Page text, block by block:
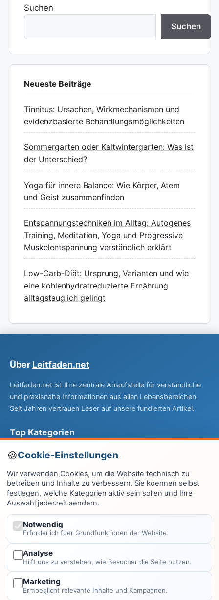
Suchen
Suchen
Neueste Beiträge
Tinnitus: Ursachen, Wirkmechanismen und
evidenzbasierte Behandlungsmöglichkeiten
Sommergarten oder Kaltwintergarten: Was ist
der Unterschied?
Yoga für innere Balance: Wie Körper, Atem
und Geist zusammenfinden
Entspannungstechniken im Alltag: Autogenes
Training, Meditation, Yoga und Progressive
Muskelentspannung verständlich erklärt
Low-Carb-Diät: Ursprung, Varianten und wie
eine kohlenhydratreduzierte Ernährung
alltagstauglich gelingt
Über Leitfaden.net
Leitfaden.net ist Ihre zentrale Anlaufstelle für verständliche
und praxisnahe Informationen aus allen Lebensbereichen.
Seit Jahren vertrauen Leser auf unsere fundierten Artikel.
Top Kategorien
Computer & EDV
Haus & Garten
Fitness & Gesundheit
Wissen & Lernen
Finanzen
Rechtliches
Impressum
Cookie-Einstellungen
Wir verwenden Cookies, um die Website technisch zu
betreiben und Inhalte zu verbessern. Sie koennen selbst
festlegen, welche Kategorien aktiv sein sollen und Ihre
Auswahl jederzeit aendern.
Notwendig
Erforderlich fuer Grundfunktionen der Website.
Analyse
Hilft uns zu verstehen, wie Besucher die Seite nutzen.
Marketing
Ermoeglicht relevante Inhalte und Kampagnen.